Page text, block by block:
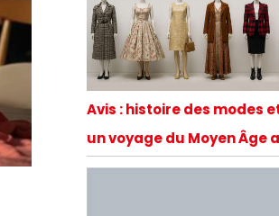
Avis : histoire des modes
un voyage du Moyen Âge